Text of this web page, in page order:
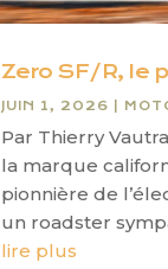
Zero SF/R, le
JUIN 1, 2026
Par Thierry
la marque
pionnière de
un roadster
lire plus